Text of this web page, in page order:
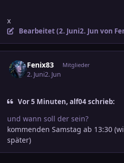
x
Bearbeitet (2. Juni2. Jun von
Fenix83 Mitglieder
2. Juni2. Jun
Vor 5 Minuten, alf04 schrieb:
und wann soll der sein?
kommenden Samstag ab 13:30
später)